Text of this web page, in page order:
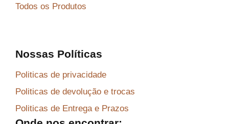
Todos os Produtos
Nossas Políticas
Politicas de privacidade
Politicas de devolução e trocas
Politicas de Entrega e Prazos